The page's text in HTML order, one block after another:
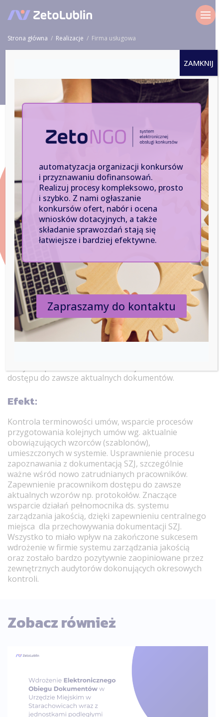
Strona główna / Realizacje / Firma usługowa
Nasze realizacje
Firma usługowa
Firma informatyczna mająca w swoim portfolio ponad
200 klientów oraz ponad 8000 użytkowników
dostarczanych systemów. Wewnętrznie firma posiada
rozbudowaną strukturę, a także dwa oddziały poza
siedzibą główną firmy.
Wyzwanie:
Objęcie nadzorem rejestru umów wraz z kontrolą ich
terminowości. Wsparcie dla wdrożenia i utrzymania
systemu zarządzania jakością (SZJ).
Rozwiązanie:
Wprowadzenie centralnego rejestru umów wraz z
określeniem czasu obowiązywania każdej z umów. W
przypadku umów zawieranych cyklicznie szybki
dostęp do poprzednich umów zawieranych z tym
dostępu do zawsze aktualnych dokumentów.
Efekt:
Kontrola terminowości umów, wsparcie procesów
przygotowania kolejnych umów wg. aktualnie
obowiązujących wzorców (szablonów),
umieszczonych w systemie. Usprawnienie procesu
zapoznawania z dokumentacją SZJ, szczególnie
ważne wśród nowo zatrudnianych pracowników.
Zapewnienie pracownikom dostępu do zawsze
aktualnych wzorów np. protokołów. Znaczące
wsparcie działań pełnomocnika ds. systemu
zarządzania jakością, dzięki zapewnieniu centralnego
miejsca dla przechowywania dokumentacji SZJ.
Wszystko to miało wpływ na zakończone sukcesem
wdrożenie w firmie systemu zarządzania jakością
oraz zostało bardzo pozytywnie zaopiniowane przez
zewnętrznych audytorów dokonujących okresowych
kontroli.
Zobacz również
automatyzacja organizacji konkursów
i przyznawaniu dofinansowań.
Realizuj procesy kompleksowo, prosto
i szybko. Z nami ogłaszanie
konkursów ofert, nabór i ocena
wniosków dotacyjnych, a także
składanie sprawozdań stają się
łatwiejsze i bardziej efektywne.
Zapraszamy do kontaktu
ZAMKNIJ